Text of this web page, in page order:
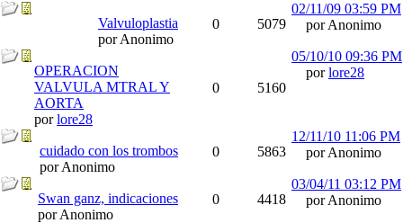
Valvuloplastia
por Anonimo
0 5079
02/11/09 03:59 PM
por Anonimo
OPERACION
VALVULA MTRAL Y
AORTA
porlore28
0 5160
05/10/10 09:36 PM
porlore28
cuidado con los trombos
por Anonimo
0 5863
12/11/10 11:06 PM
por Anonimo
Swan ganz, indicaciones
por Anonimo
0 4418
03/04/11 03:12 PM
por Anonimo